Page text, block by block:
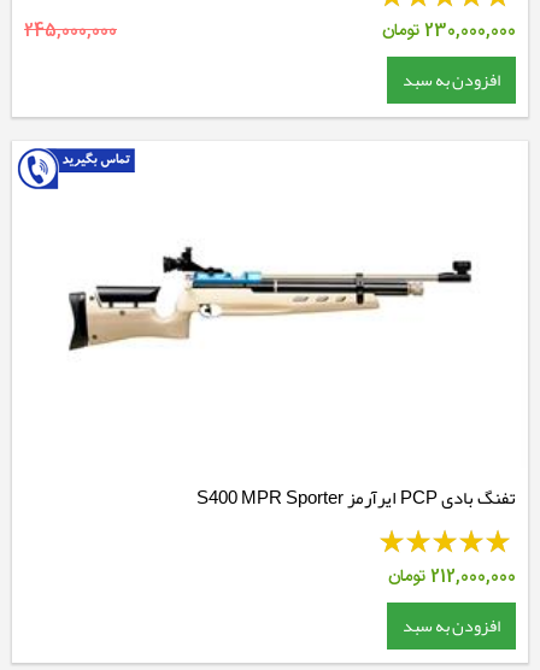
230,000,000تومان 245,000,000
افزودن به سبد
تفنگ بادی PCP ایرآرمز S400 MPR Sporter
212,000,000تومان
افزودن به سبد